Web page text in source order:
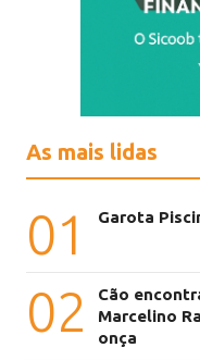
As mais lidas
01 Garota
02
Cão
Marcelino
onça